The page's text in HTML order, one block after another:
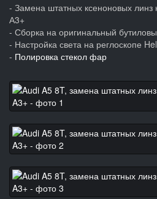
- Замена штатных ксеноновых линз
А3+
- Сборка на оригинальный
- Настройка света на реглоскопе
- Полировка стекол фар